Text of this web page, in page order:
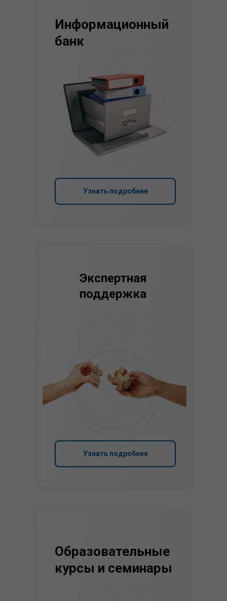
Узнать подробнее
Информационный
банк
Узнать подробнее
Экспертная
поддержка
Образовательные
курсы и семинары